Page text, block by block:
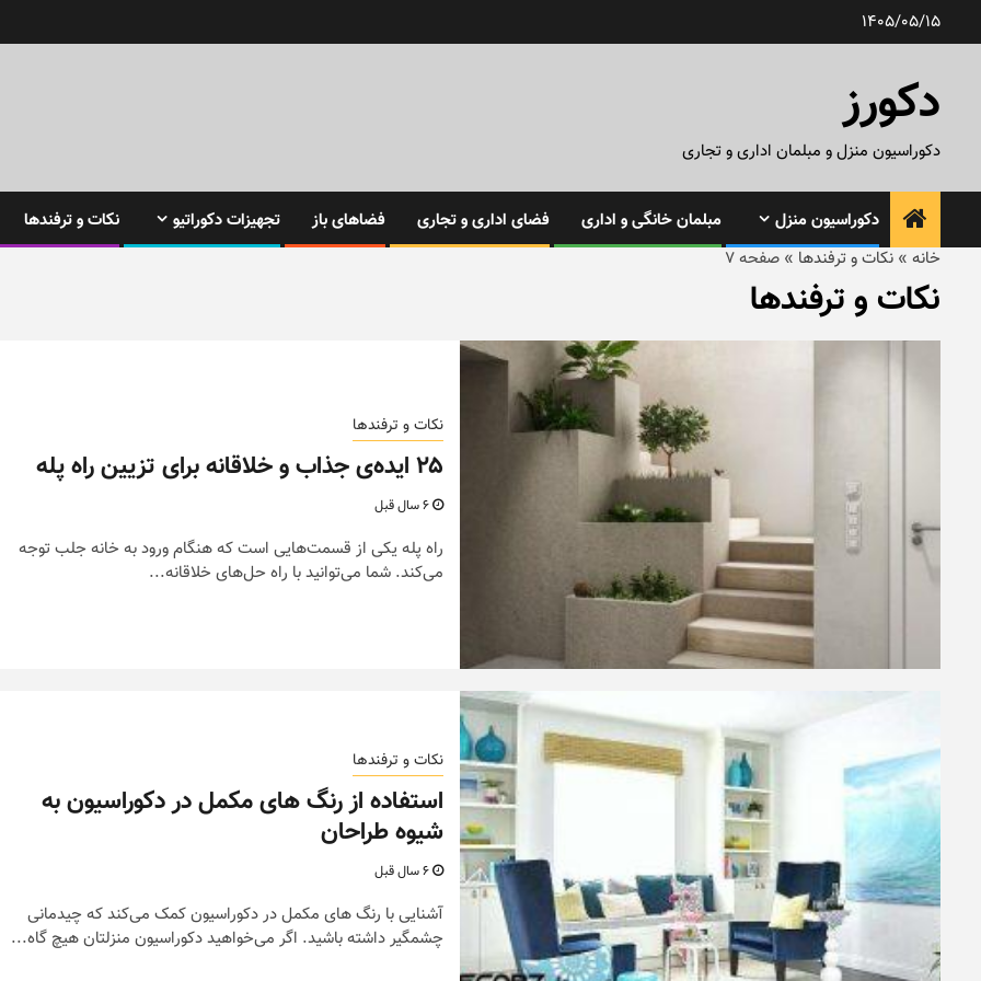
1405/05/15
دکورز
دکوراسیون منزل و مبلمان اداری و تجاری
دکوراسیون منزل مبلمان خانگی و اداری فضای اداری و تجاری فضاهای باز تجهیزات دکوراتیو
نکات و ترفندها
خانه » نکات و ترفندها » صفحه 7
نکات و ترفندها
نکات و ترفندها
۲۵ ایده‌ی جذاب و خلاقانه برای تزیین راه پله
6 سال قبل
راه پله یکی از قسمت‌هایی است که هنگام ورود به خانه جلب توجه
می‌کند. شما می‌توانید با راه حل‌های خلاقانه...
نکات و ترفندها
استفاده از رنگ های مکمل در دکوراسیون به
شیوه طراحان
6 سال قبل
آشنایی با رنگ های مکمل در دکوراسیون کمک می‌کند که چیدمانی
چشمگیر داشته باشید. اگر می‌خواهید دکوراسیون منزلتان هیچ گاه...
نکات و ترفندها
دکوراسیون مدرن در خانه
های ایرانی
6 سال قبل
دکوراسیون داخلی و
چیدمان خانه (جدیدترین
6 سال قبل